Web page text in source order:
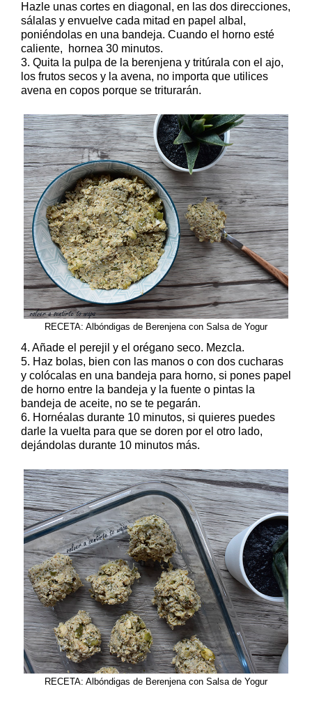
Hazle unas cortes en diagonal, en las dos direcciones,
sálalas y envuelve cada mitad en papel albal,
poniéndolas en una bandeja. Cuando el horno esté
caliente, hornea 30 minutos.
3. Quita la pulpa de la berenjena y tritúrala con el ajo,
los frutos secos y la avena, no importa que utilices
avena en copos porque se triturarán.
RECETA: Albóndigas de Berenjena con Salsa de Yogur
4. Añade el perejil y el orégano seco. Mezcla.
5. Haz bolas, bien con las manos o con dos cucharas
y colócalas en una bandeja para horno, si pones papel
de horno entre la bandeja y la fuente o pintas la
bandeja de aceite, no se te pegarán.
6. Hornéalas durante 10 minutos, si quieres puedes
darle la vuelta para que se doren por el otro lado,
dejándolas durante 10 minutos más.
RECETA: Albóndigas de Berenjena con Salsa de Yogur